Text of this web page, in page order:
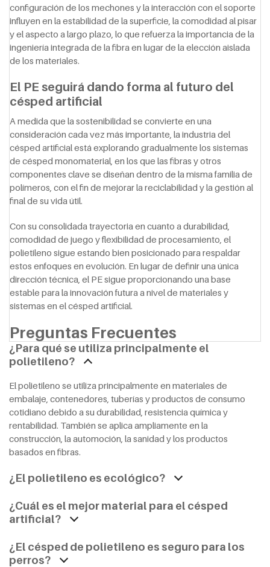
configuración de los mechones y la interacción con el soporte
influyen en la estabilidad de la superficie, la comodidad al pisar
y el aspecto a largo plazo, lo que refuerza la importancia de la
ingeniería integrada de la fibra en lugar de la elección aislada
de los materiales.
El PE seguirá dando forma al futuro del
césped artificial
A medida que la sostenibilidad se convierte en una
consideración cada vez más importante, la industria del
césped artificial está explorando gradualmente los sistemas
de césped monomaterial, en los que las fibras y otros
componentes clave se diseñan dentro de la misma familia de
polímeros, con el fin de mejorar la reciclabilidad y la gestión al
final de su vida útil.
Con su consolidada trayectoria en cuanto a durabilidad,
comodidad de juego y flexibilidad de procesamiento, el
polietileno sigue estando bien posicionado para respaldar
estos enfoques en evolución. En lugar de definir una única
dirección técnica, el PE sigue proporcionando una base
estable para la innovación futura a nivel de materiales y
sistemas en el césped artificial.
Preguntas Frecuentes
¿Para qué se utiliza principalmente el
polietileno?
El polietileno se utiliza principalmente en materiales de
embalaje, contenedores, tuberías y productos de consumo
cotidiano debido a su durabilidad, resistencia química y
rentabilidad. También se aplica ampliamente en la
construcción, la automoción, la sanidad y los productos
basados en fibras.
¿El polietileno es ecológico?
¿Cuál es el mejor material para el césped
artificial?
¿El césped de polietileno es seguro para los
perros?